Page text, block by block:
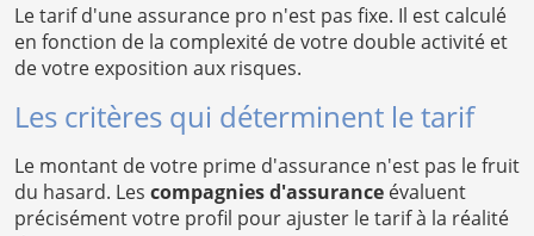
Le tarif d'une assurance pro n'est pas fixe. Il est calculé
en fonction de la complexité de votre double activité et
de votre exposition aux risques.
Les critères qui déterminent le tarif
Le montant de votre prime d'assurance n'est pas le fruit
du hasard. Les compagnies d'assurance évaluent
précisément votre profil pour ajuster le tarif à la réalité